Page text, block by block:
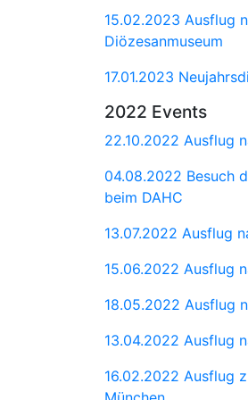
15.02.2023 Ausflug
Diözesanmuseum
17.01.2023
2022 Events
22.10.2022 Ausflug
04.08.2022 Besuch
beim DAHC
13.07.2022 Ausflug
15.06.2022 Ausflug
18.05.2022 Ausflug
13.04.2022 Ausflug
16.02.2022 Ausflug